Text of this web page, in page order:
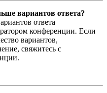
вариантов ответа?
ответа
конференции. Если
вариантов,
свяжитесь с